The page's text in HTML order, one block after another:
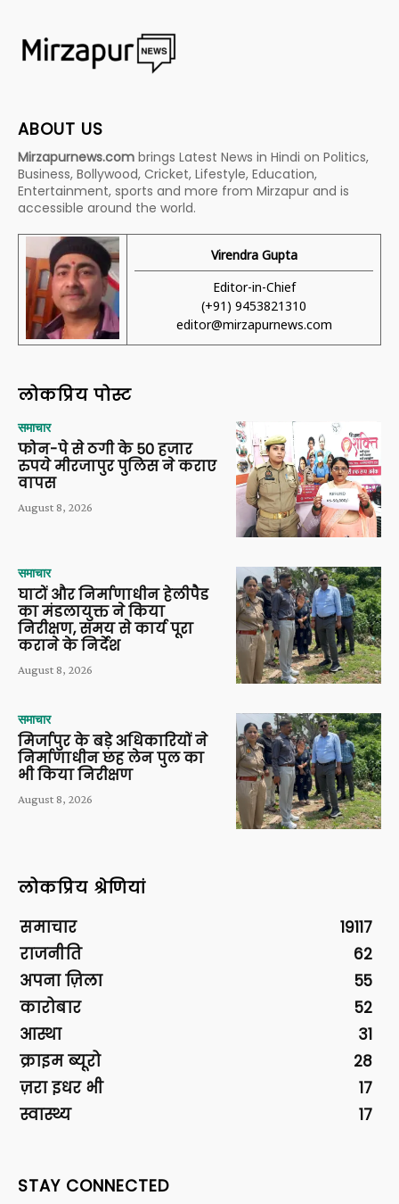
ABOUT US
Mirzapurnews.com brings Latest News in Hindi on Politics,
Business, Bollywood, Cricket, Lifestyle, Education,
Entertainment, sports and more from Mirzapur and is
accessible around the world.
Virendra Gupta
Editor-in-Chief
(+91) 9453821310
editor@mirzapurnews.com
लोकप्रिय पोस्ट
समाचार
फोन-पे से ठगी के 50 हजार
रुपये मीरजापुर पुलिस ने कराए
वापस
August 8, 2026
समाचार
घाटों और निर्माणाधीन हेलीपैड
का मंडलायुक्त ने किया
निरीक्षण, समय से कार्य पूरा
कराने के निर्देश
August 8, 2026
समाचार
मिर्जापुर के बड़े अधिकारियों ने
निर्माणाधीन छह लेन पुल का
भी किया निरीक्षण
August 8, 2026
लोकप्रिय श्रेणियां
समाचार
19117
राजनीति
62
अपना ज़िला
55
कारोबार
52
आस्था
31
क्राइम ब्यूरो
28
ज़रा इधर भी
17
स्वास्थ्य
17
STAY CONNECTED